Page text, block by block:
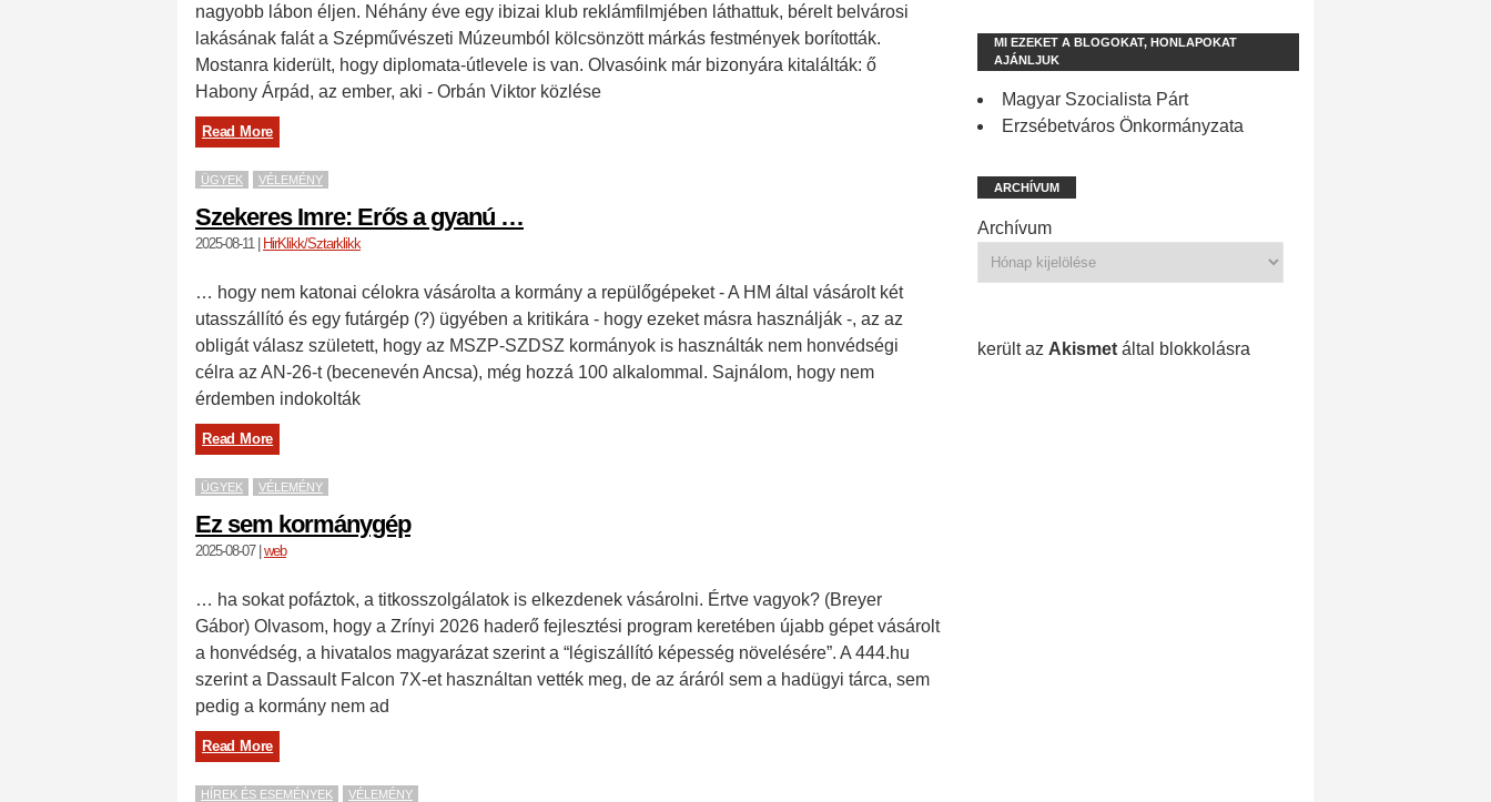
nagyobb lábon éljen. Néhány éve egy ibizai klub reklámfilmjében láthattuk, bérelt belvárosi
lakásának falát a Szépművészeti Múzeumból kölcsönzött márkás festmények borították.
Mostanra kiderült, hogy diplomata-útlevele is van. Olvasóink már bizonyára kitalálták: ő
Habony Árpád, az ember, aki - Orbán Viktor közlése
Read More
ÜGYEK VÉLEMÉNY
Szekeres Imre: Erős a gyanú …
2025-08-11 | HirKlikk/Sztarklikk
… hogy nem katonai célokra vásárolta a kormány a repülőgépeket - A HM által vásárolt két
utasszállító és egy futárgép (?) ügyében a kritikára - hogy ezeket másra használják -, az az
obligát válasz született, hogy az MSZP-SZDSZ kormányok is használták nem honvédségi
célra az AN-26-t (becenevén Ancsa), még hozzá 100 alkalommal. Sajnálom, hogy nem
érdemben indokolták
Read More
ÜGYEK VÉLEMÉNY
Ez sem kormánygép
2025-08-07|web
… ha sokat pofáztok, a titkosszolgálatok is elkezdenek vásárolni. Értve vagyok? (Breyer
Gábor) Olvasom, hogy a Zrínyi 2026 haderő fejlesztési program keretében újabb gépet vásárolt
a honvédség, a hivatalos magyarázat szerint a “légiszállító képesség növelésére”. A 444.hu
szerint a Dassault Falcon 7X-et használtan vették meg, de az áráról sem a hadügyi tárca, sem
pedig a kormány nem ad
Read More
HÍREK ÉS ESEMÉNYEK VÉLEMÉNY
MI EZEKET A BLOGOKAT, HONLAPOKAT
AJÁNLJUK
Magyar Szocialista Párt
Erzsébetváros Önkormányzata
ARCHÍVUM
Archívum
került az Akismet által blokkolásra